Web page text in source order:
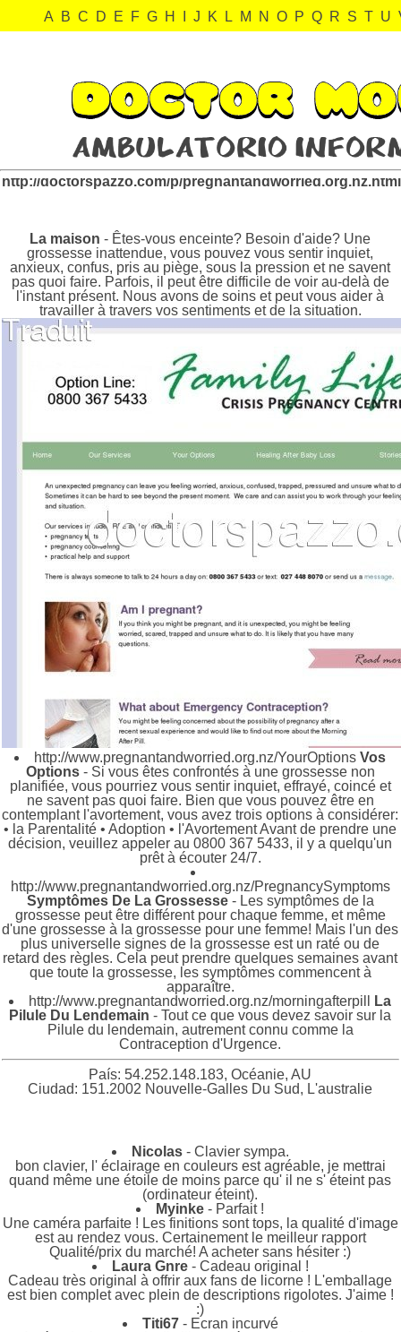
A B C D E F G H J K L M N O P Q R S T U
pregnantandworried.org.nz Revisión:
http://doctorspazzo.com/p/pregnantandworried.org.nz.html
La maison - Êtes-vous enceinte? Besoin d'aide? Une
grossesse inattendue, vous pouvez vous sentir inquiet,
anxieux, confus, pris au piège, sous la pression et ne savent
pas quoi faire. Parfois, il peut être difficile de voir au-delà de
l'instant présent. Nous avons de soins et peut vous aider à
travailler à travers vos sentiments et de la situation.
http://www.pregnantandworried.org.nz/YourOptionsVos
Options- Si vous êtes confrontés à une grossesse non
planifiée, vous pourriez vous sentir inquiet, effrayé, coincé et
ne savent pas quoi faire. Bien que vous pouvez être en
contemplant l'avortement, vous avez trois options à considérer:
• la Parentalité • Adoption • l'Avortement Avant de prendre une
décision, veuillez appeler au 0800 367 5433, il y a quelqu'un
prêt à écouter 24/7.
http://www.pregnantandworried.org.nz/PregnancySymptoms
Symptômes De La Grossesse- Les symptômes de la
grossesse peut être différent pour chaque femme, et même
d'une grossesse à la grossesse pour une femme! Mais l'un des
plus universelle signes de la grossesse est un raté ou de
retard des règles. Cela peut prendre quelques semaines avant
que toute la grossesse, les symptômes commencent à
apparaître.
http://www.pregnantandworried.org.nz/morningafterpill
La
Pilule Du Lendemain - Tout ce que vous devez savoir sur la
Pilule du lendemain, autrement connu comme la
Contraception d'Urgence.
País: 54.252.148.183, Océanie, AU
Ciudad: 151.2002 Nouvelle-Galles Du Sud, L'australie
Nicolas- Clavier sympa.
bon clavier, l' éclairage en couleurs est agréable, je mettrai
quand même une étoile de moins parce qu' il ne s' éteint pas
(ordinateur éteint).
Myinke - Parfait !
Une caméra parfaite ! Les finitions sont tops, la qualité d'image
est au rendez vous. Certainement le meilleur rapport
Qualité/prix du marché! A acheter sans hésiter :)
Laura Gnre- Cadeau original !
Cadeau très original à offrir aux fans de licorne ! L'emballage
est bien complet avec plein de descriptions rigolotes. J'aime !
:)
Titi67- Ecran incurvé